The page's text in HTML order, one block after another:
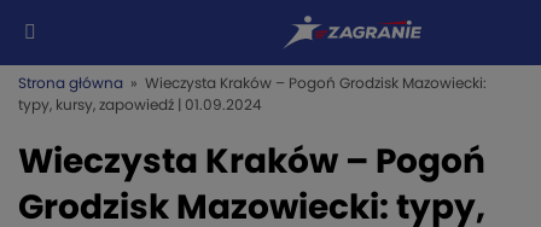
Strona główna » Wieczysta Kraków – Pogoń Grodzisk Mazowiecki:
typy, kursy, zapowiedź | 01.09.2024
Wieczysta Kraków – Pogoń
Grodzisk Mazowiecki: typy,